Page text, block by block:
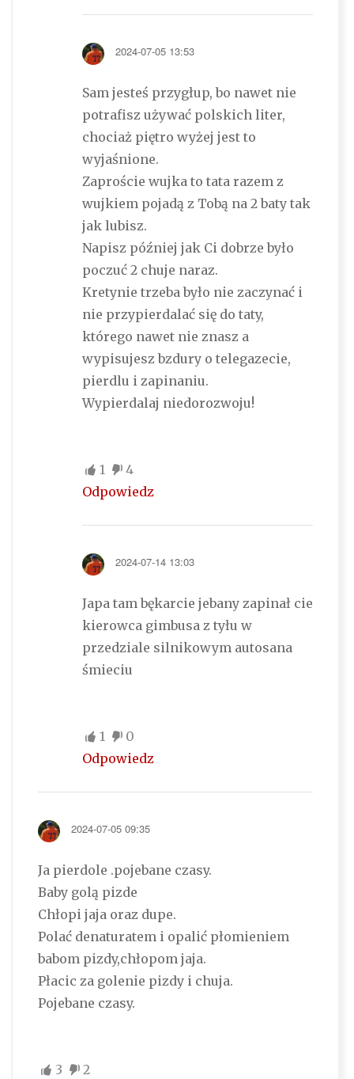
2024-07-05 13:53
Sam jesteś przygłup, bo nawet nie
potrafisz używać polskich liter,
chociaż piętro wyżej jest to
wyjaśnione.
Zaproście wujka to tata razem z
wujkiem pojadą z Tobą na 2 baty tak
jak lubisz.
Napisz później jak Ci dobrze było
poczuć 2 chuje naraz.
Kretynie trzeba było nie zaczynać i
nie przypierdalać się do taty,
którego nawet nie znasz a
wypisujesz bzdury o telegazecie,
pierdlu i zapinaniu.
Wypierdalaj niedorozwoju!
1
4
Odpowiedz
2024-07-14 13:03
Japa tam bękarcie jebany zapinał cie
kierowca gimbusa z tyłu w
przedziale silnikowym autosana
śmieciu
1
0
Odpowiedz
2024-07-05 09:35
Ja pierdole .pojebane czasy.
Baby golą pizde
Chłopi jaja oraz dupe.
Polać denaturatem i opalić płomieniem
babom pizdy,chłopom jaja.
Płacic za golenie pizdy i chuja.
Pojebane czasy.
3
2